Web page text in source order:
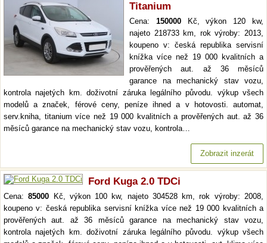
Titanium
Cena: 150000Kč, výkon 120 kw,
najeto 218733 km, rok výroby: 2013,
koupeno v: česká republika servisní
knížka více než 19 000 kvalitních a
prověřených aut. až 36 měsíců
garance na mechanický stav vozu,
kontrola najetých km. doživotní záruka legálního původu. výkup všech
modelů a značek, férové ceny, peníze ihned a v hotovosti. automat,
serv.kniha, titanium více než 19 000 kvalitních a prověřených aut. až 36
měsíců garance na mechanický stav vozu, kontrola…
Zobrazit inzerát
Ford Kuga 2.0 TDCi
Cena:85000 Kč, výkon 100 kw, najeto 304528 km, rok výroby: 2008,
koupeno v: česká republika servisní knížka více než 19 000 kvalitních a
prověřených aut. až 36 měsíců garance na mechanický stav vozu,
kontrola najetých km. doživotní záruka legálního původu. výkup všech